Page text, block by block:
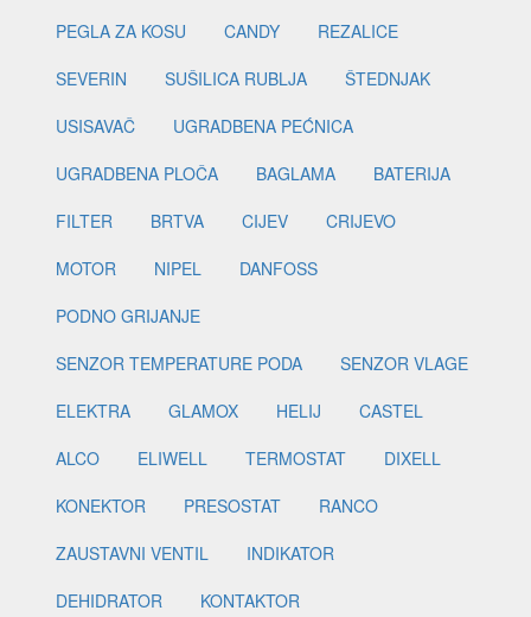
PEGLA ZA KOSU
CANDY
REZALICE
SEVERIN
SUŠILICA RUBLJA
ŠTEDNJAK
USISAVAČ
UGRADBENA PEĆNICA
UGRADBENA PLOČA
BAGLAMA
BATERIJA
FILTER
BRTVA CIJEV
CRIJEVO
MOTOR
NIPEL
DANFOSS
PODNO GRIJANJE
SENZOR TEMPERATURE PODA
SENZOR VLAGE
ELEKTRA
GLAMOX HELIJ
CASTEL
ALCO
ELIWELL TERMOSTAT
DIXELL
KONEKTOR
PRESOSTAT
RANCO
ZAUSTAVNI VENTIL
INDIKATOR
DEHIDRATOR
KONTAKTOR